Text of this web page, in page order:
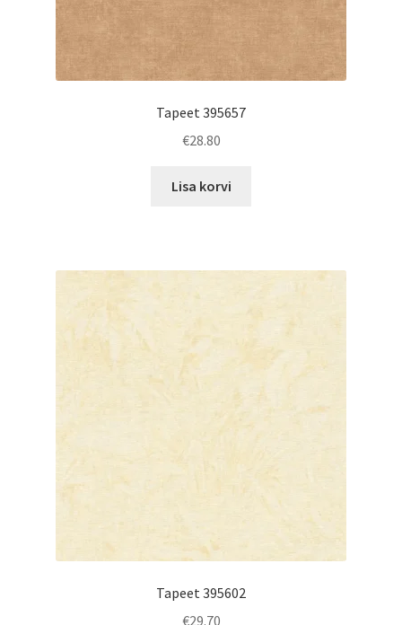
Tapeet 395657
€28.80
Lisa korvi
Tapeet 395602
€29.70